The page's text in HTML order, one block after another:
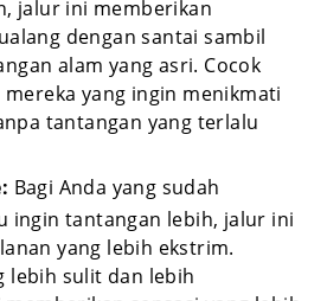
jalur ini memberikan
dengan santai sambil
alam yang asri. Cocok
yang ingin menikmati
tantangan yang terlalu
Bagi Anda yang sudah
ingin tantangan lebih, jalur ini
yang lebih ekstrim.
lebih sulit dan lebih